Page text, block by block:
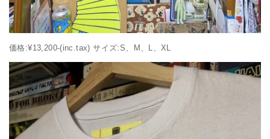
価格:¥13,200-(inc.tax) サイズ:S、M、L、XL